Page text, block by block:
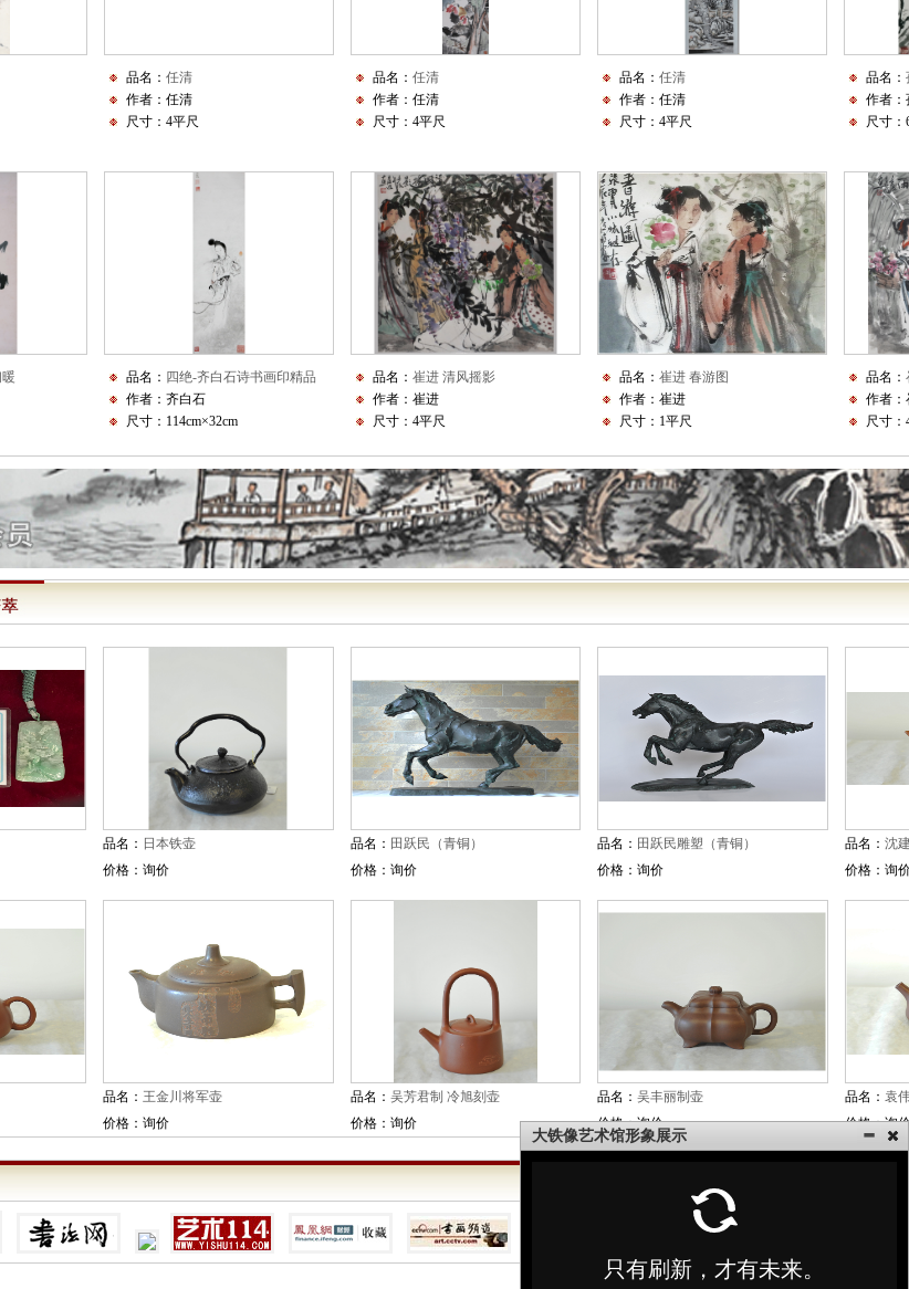
品名： 任清
作者：任清
尺寸：4平尺
品名： 任清
作者：任清
尺寸：4平尺
品名： 任清
作者：任清
尺寸：4平尺
品名：
作者：
尺寸：
品名： 四绝-齐白石诗书画印精品
作者：齐白石
尺寸：114cm×32cm
品名： 崔进 清风摇影
作者：崔进
尺寸：4平尺
品名： 崔进 春游图
作者：崔进
尺寸：1平尺
品名：
作者：
尺寸：
品名： 日本铁壶
价格：询价
品名： 田跃民（青铜）
价格：询价
品名： 田跃民雕塑（青铜）
价格：询价
品名： 沈
价格：询
品名： 王金川将军壶
价格：询价
品名： 吴芳君制 冷旭刻壶
价格：询价
品名： 吴丰丽制壶
价格：询价
品名： 袁
价格：询
大铁像艺术馆形象展示